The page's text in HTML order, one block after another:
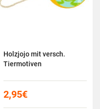
Holzjojo mit versch.
Tiermotiven
2,95€